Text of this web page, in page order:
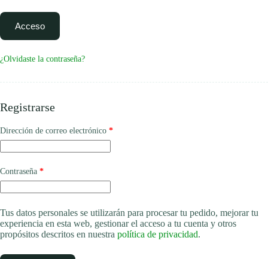
Acceso
¿Olvidaste la contraseña?
Registrarse
Dirección de correo electrónico *Obligatorio
Contraseña *Obligatorio
Tus datos personales se utilizarán para procesar tu pedido, mejorar tu
experiencia en esta web, gestionar el acceso a tu cuenta y otros
propósitos descritos en nuestra política de privacidad.